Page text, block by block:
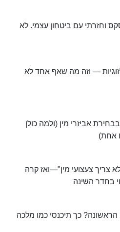
וחזרתי עם ביטחון עצמי. לא
— וזה מה שאף אחד לא
אביזרי מין (ולמה כולן
אחת)
צריך צעצועי מין"—ואז קרה
בחדר השינה
כך תיכנסי כמו מלכה